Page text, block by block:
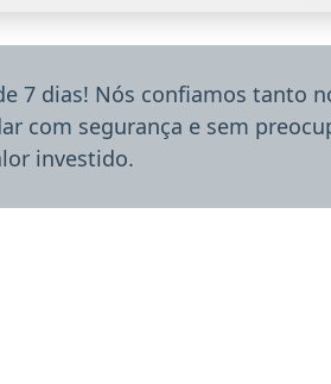
7 dias! Nós confiamos tanto
com segurança e sem
investido.